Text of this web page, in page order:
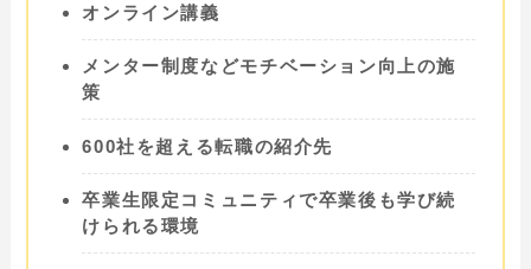
オンライン講義
メンター制度などモチベーション向上の施
策
600社を超える転職の紹介先
卒業生限定コミュニティで卒業後も学び続
けられる環境